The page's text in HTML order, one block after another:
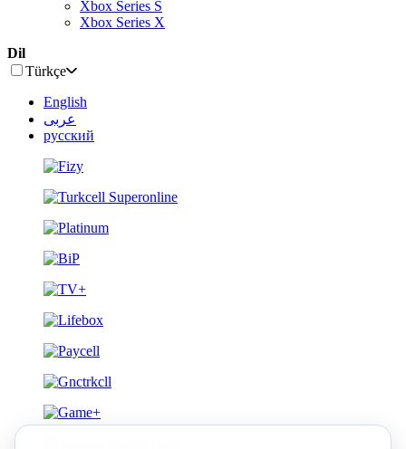
Xbox Series S
Xbox Series X
Dil
Türkçe
English
عربى
русский